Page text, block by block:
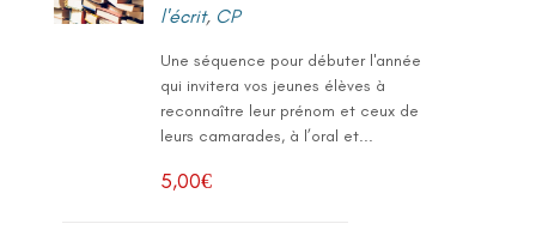
l'écrit, CP
Une séquence pour débuter l'année
qui invitera vos jeunes élèves à
reconnaître leur prénom et ceux de
leurs camarades, à l’oral et...
5,00€